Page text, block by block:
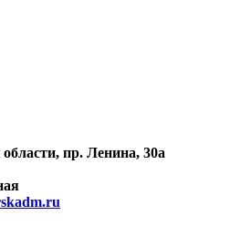
пр. Ленина, 30а